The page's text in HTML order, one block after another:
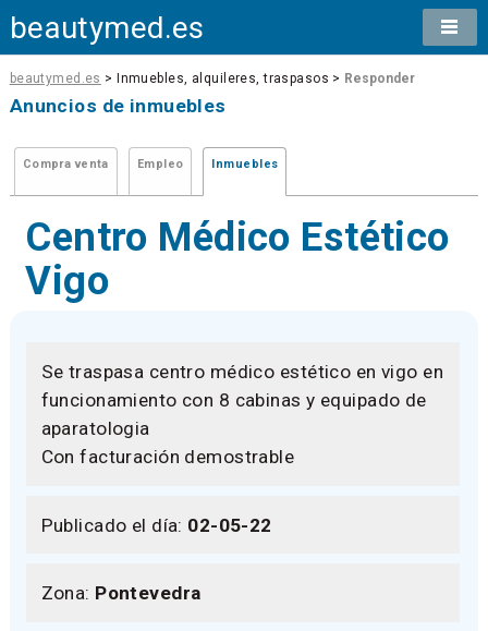
beautymed.es
beautymed.es > Inmuebles, alquileres, traspasos > Responder
Anuncios de inmuebles
Compra venta Empleo Inmuebles
Centro Médico Estético
Vigo
Se traspasa centro médico estético en vigo en
funcionamiento con 8 cabinas y equipado de
aparatologia
Con facturación demostrable
Publicado el día: 02-05-22
Zona: Pontevedra